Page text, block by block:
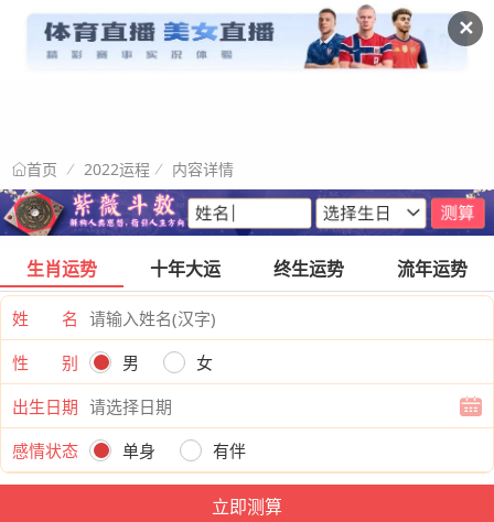
✕
首页 2022运程 内容详情
生肖运势 十年大运 终生运势 流年运势
姓 名
性 别
男
女
出生日期
感情状态
单身 有伴